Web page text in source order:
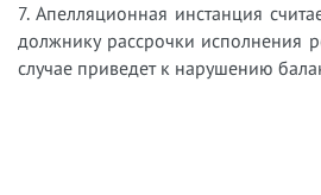
7. Апелляционная инстанция
должнику рассрочки исполнения
случае приведет к нарушению